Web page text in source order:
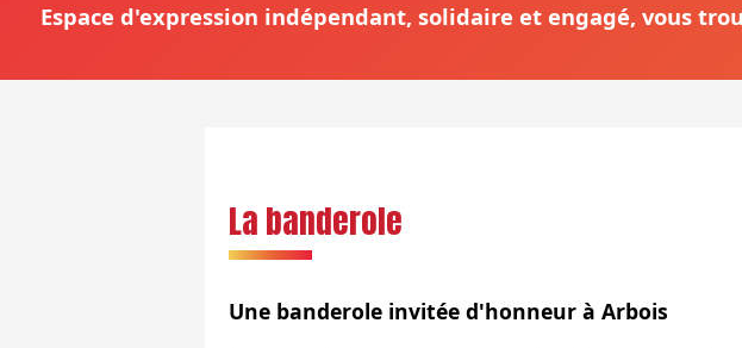
Espace d'expression indépendant, solidaire et engagé, vous
La banderole
Une banderole invitée d'honneur à Arbois